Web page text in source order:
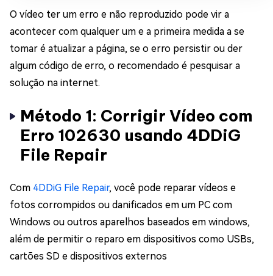
O vídeo ter um erro e não reproduzido pode vir a
acontecer com qualquer um e a primeira medida a se
tomar é atualizar a página, se o erro persistir ou der
algum código de erro, o recomendado é pesquisar a
solução na internet.
Método 1: Corrigir Vídeo com
Erro 102630 usando 4DDiG
File Repair
Com 4DDiG File Repair, você pode reparar vídeos e
fotos corrompidos ou danificados em um PC com
Windows ou outros aparelhos baseados em windows,
além de permitir o reparo em dispositivos como USBs,
cartões SD e dispositivos externos